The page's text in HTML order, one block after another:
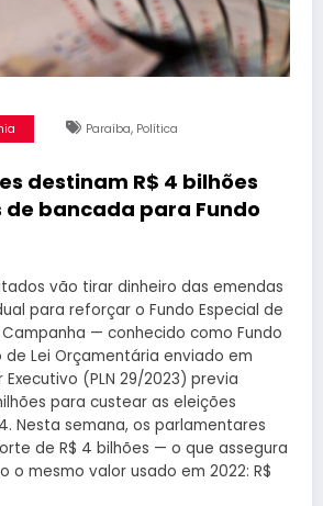
Paraíba, Política
destinam R$ 4 bilhões
de bancada para Fundo
vão tirar dinheiro das emendas
para reforçar o Fundo Especial de
— conhecido como Fundo
de Lei Orçamentária enviado em
(PLN 29/2023) previa
para custear as eleições
Nesta semana, os parlamentares
de R$ 4 bilhões — o que assegura
o mesmo valor usado em 2022: R$